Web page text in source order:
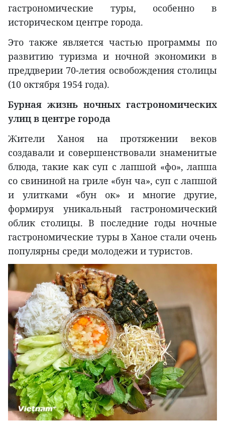
гастрономические туры, особенно в
историческом центре города.
Это также является частью программы по
развитию туризма и ночной экономики в
преддверии 70-летия освобождения столицы
(10 октября 1954 года).
Бурная жизнь ночных гастрономических
улиц в центре города
Жители Ханоя на протяжении веков
создавали и совершенствовали знаменитые
блюда, такие как суп с лапшой «фо», лапша
со свининой на гриле «бун чa», суп с лапшой
и улитками «бун ок» и многие другие,
формируя уникальный гастрономический
облик столицы. В последние годы ночные
гастрономические туры в Ханое стали очень
популярны среди молодежи и туристов.